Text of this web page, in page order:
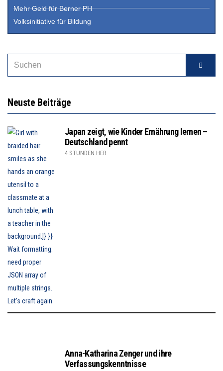
Mehr Geld für Berner PH
Volksinitiative für Bildung
Neuste Beiträge
Japan zeigt, wie Kinder Ernährung lernen –
Deutschland pennt
4 STUNDEN HER
Anna-Katharina Zenger und ihre
Verfassungskenntnisse